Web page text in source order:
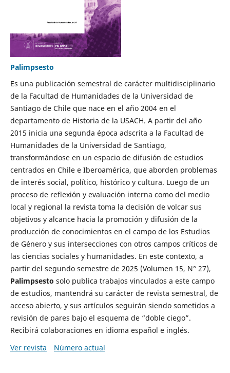
Palimpsesto
Es una publicación semestral de carácter multidisciplinario
de la Facultad de Humanidades de la Universidad de
Santiago de Chile que nace en el año 2004 en el
departamento de Historia de la USACH. A partir del año
2015 inicia una segunda época adscrita a la Facultad de
Humanidades de la Universidad de Santiago,
transformándose en un espacio de difusión de estudios
centrados en Chile e Iberoamérica, que aborden problemas
de interés social, político, histórico y cultura. Luego de un
proceso de reflexión y evaluación interna como del medio
local y regional la revista toma la decisión de volcar sus
objetivos y alcance hacia la promoción y difusión de la
producción de conocimientos en el campo de los Estudios
de Género y sus intersecciones con otros campos críticos de
las ciencias sociales y humanidades. En este contexto, a
partir del segundo semestre de 2025 (Volumen 15, N° 27),
Palimpsesto solo publica trabajos vinculados a este campo
de estudios, mantendrá su carácter de revista semestral, de
acceso abierto, y sus artículos seguirán siendo sometidos a
revisión de pares bajo el esquema de “doble ciego”.
Recibirá colaboraciones en idioma español e inglés.
Ver revista
Número actual